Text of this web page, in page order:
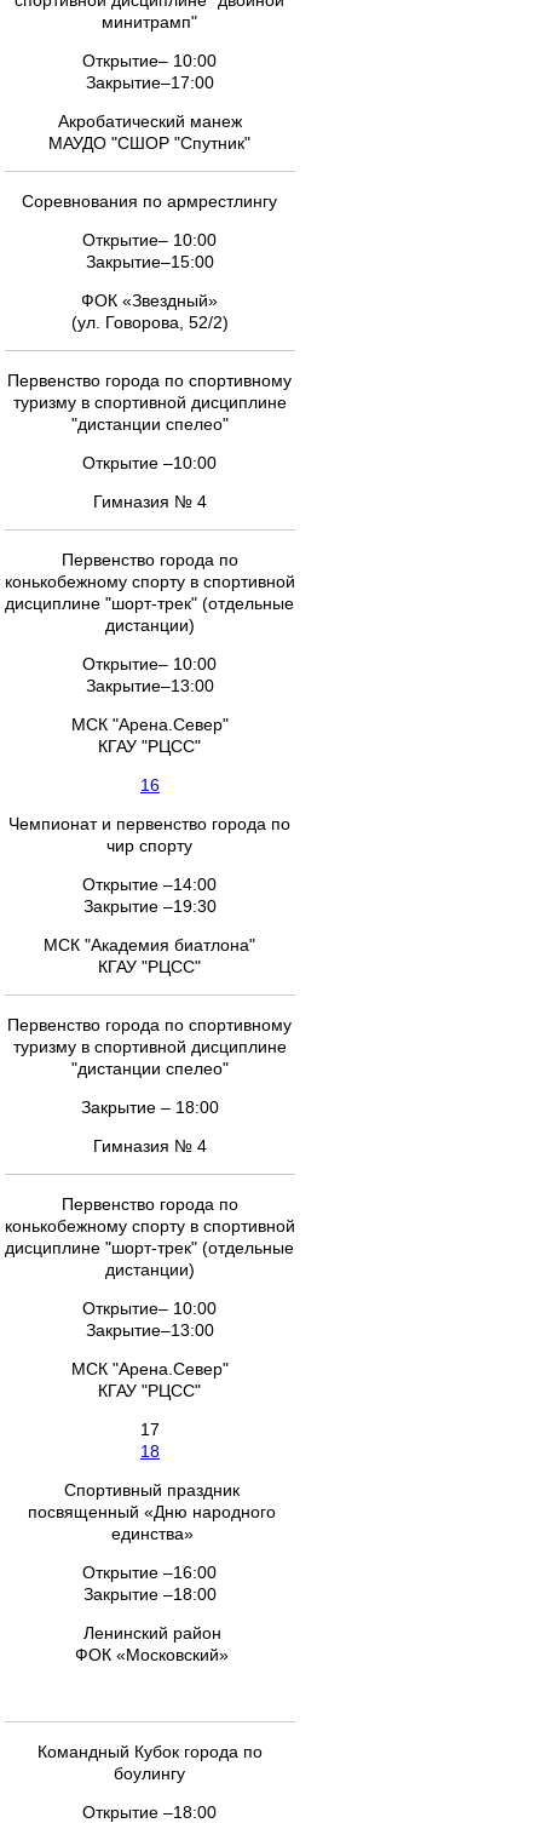
минитрамп"
Открытие– 10:00
Закрытие–17:00
Акробатический манеж
МАУДО "СШОР "Спутник"
Соревнования по армрестлингу
Открытие– 10:00
Закрытие–15:00
ФОК «Звездный»
(ул. Говорова, 52/2)
Первенство города по спортивному
туризму в спортивной дисциплине
"дистанции спелео"
Открытие –10:00
Гимназия № 4
Первенство города по
конькобежному спорту в спортивной
дисциплине "шорт-трек" (отдельные
дистанции)
Открытие– 10:00
Закрытие–13:00
МСК "Арена.Север"
КГАУ "РЦСС"
16
Чемпионат и первенство города по
чир спорту
Открытие –14:00
Закрытие –19:30
МСК "Академия биатлона"
КГАУ "РЦСС"
Первенство города по спортивному
туризму в спортивной дисциплине
"дистанции спелео"
Закрытие – 18:00
Гимназия № 4
Первенство города по
конькобежному спорту в спортивной
дисциплине "шорт-трек" (отдельные
дистанции)
Открытие– 10:00
Закрытие–13:00
МСК "Арена.Север"
КГАУ "РЦСС"
17
18
Спортивный праздник
посвященный «Дню народного
единства»
Открытие –16:00
Закрытие –18:00
Ленинский район
ФОК «Московский»
Командный Кубок города по
боулингу
Открытие –18:00